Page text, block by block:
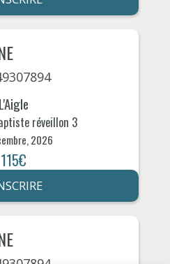
L'Aigle
réveillon 3
2026
115€